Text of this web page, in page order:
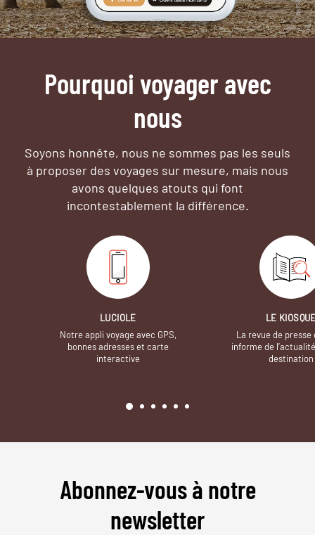
Pourquoi voyager avec
nous
Soyons honnête, nous ne sommes pas les seuls
à proposer des voyages sur mesure, mais nous
avons quelques atouts qui font
incontestablement la différence.
LUCIOLE
Notre appli voyage avec GPS,
bonnes adresses et carte
interactive
LE
La revue de presse
informe de
destination
Abonnez-vous à notre
newsletter